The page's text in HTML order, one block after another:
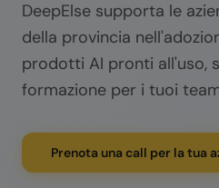
DeepElse supporta le
della provincia
prodotti AI pronti all'uso,
formazione per i tuoi
Prenota una call per la tua